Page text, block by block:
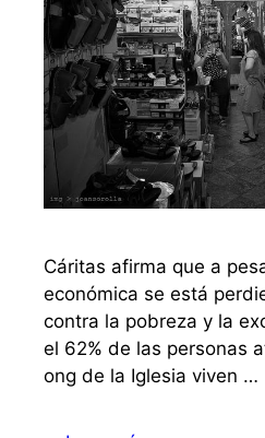
Cáritas afirma que a
económica se está
contra la pobreza y la
el 62% de las personas
ong de la Iglesia viven …